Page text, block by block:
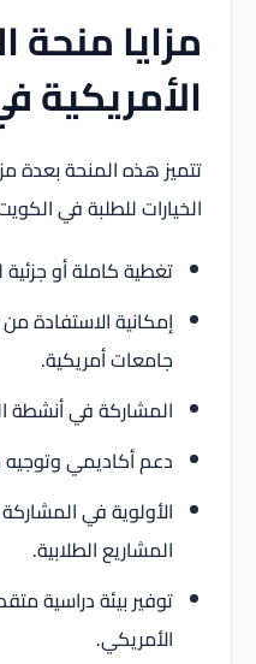
مزايا منحة
الأمريكية
تتميز هذه المنحة بعدة
الخيارات للطلبة في
تغطية كاملة أو جزئية
إمكانية الاستفادة
جامعات أمريكية.
المشاركة في أنشطة
دعم أكاديمي
الأولوية في
المشاريع الطلابية.
توفير بيئة دراسية
الأمريكي.